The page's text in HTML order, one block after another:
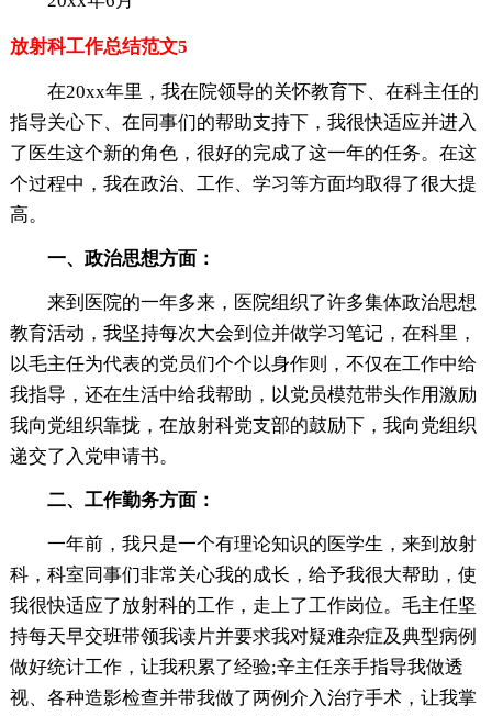
放射科工作总结范文5
在20xx年里，我在院领导的关怀教育下、在科主任的
指导关心下、在同事们的帮助支持下，我很快适应并进入
了医生这个新的角色，很好的完成了这一年的任务。在这
个过程中，我在政治、工作、学习等方面均取得了很大提
高。
一、政治思想方面：
来到医院的一年多来，医院组织了许多集体政治思想
教育活动，我坚持每次大会到位并做学习笔记，在科里，
以毛主任为代表的党员们个个以身作则，不仅在工作中给
我指导，还在生活中给我帮助，以党员模范带头作用激励
我向党组织靠拢，在放射科党支部的鼓励下，我向党组织
递交了入党申请书。
二、工作勤务方面：
一年前，我只是一个有理论知识的医学生，来到放射
科，科室同事们非常关心我的成长，给予我很大帮助，使
我很快适应了放射科的工作，走上了工作岗位。毛主任坚
持每天早交班带领我读片并要求我对疑难杂症及典型病例
做好统计工作，让我积累了经验;辛主任亲手指导我做透
视、各种造影检查并带我做了两例介入治疗手术，让我掌